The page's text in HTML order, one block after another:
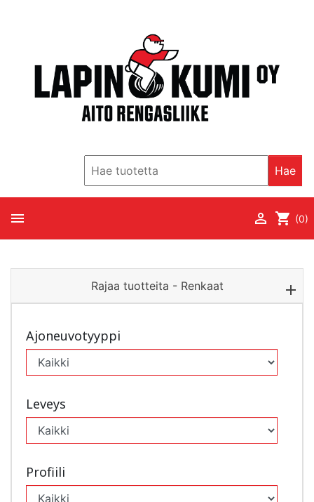
Hae
  shopping_cart (0)
Rajaa tuotteita - Renkaat
Ajoneuvotyyppi
Leveys
Profiili